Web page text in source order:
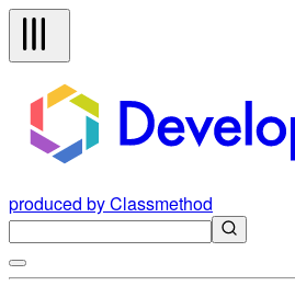
produced by Classmethod